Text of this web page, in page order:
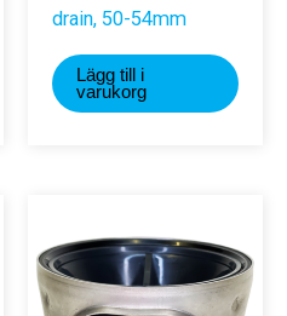
drain, 50-54mm
Lägg till i
varukorg